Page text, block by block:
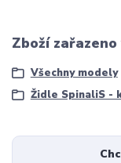
Zboží
Všechny modely
Židle SpinaliS -